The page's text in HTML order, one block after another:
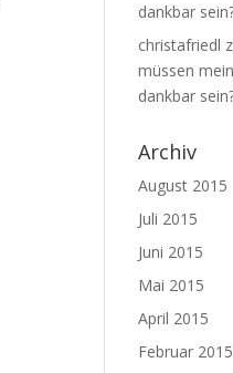
dankbar
christafriedl
müssen
dankbar
Archiv
August 2015
Juli 2015
Juni 2015
Mai 2015
April 2015
Februar 2015